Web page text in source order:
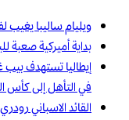
ويليام ساليبا يغيب
بداية أميركية صعبة
إيطاليا تستهدف بيب
في التأهل إلى كأس
القائد الاسباني